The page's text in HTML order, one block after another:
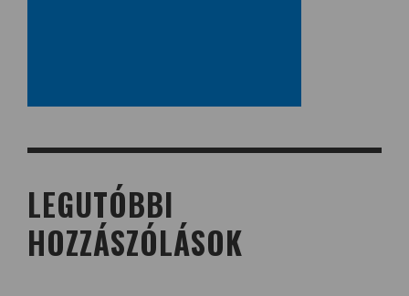
LEGUTÓBBI
HOZZÁSZÓLÁSOK